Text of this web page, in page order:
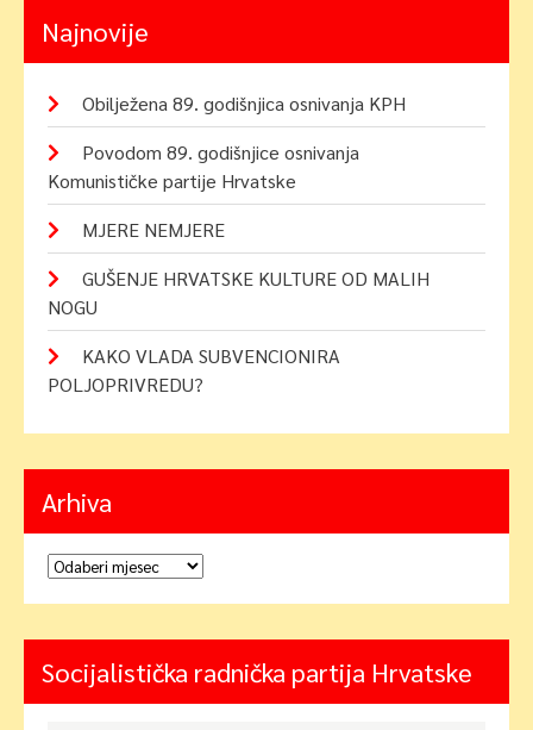
Najnovije
Obilježena 89. godišnjica osnivanja KPH
Povodom 89. godišnjice osnivanja
Komunističke partije Hrvatske
MJERE NEMJERE
GUŠENJE HRVATSKE KULTURE OD MALIH
NOGU
KAKO VLADA SUBVENCIONIRA
POLJOPRIVREDU?
Arhiva
Arhiva
Socijalistička radnička partija Hrvatske